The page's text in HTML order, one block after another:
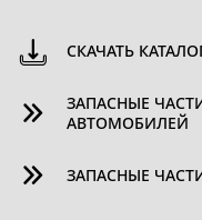
СКАЧАТЬ
ЗАПАСНЫЕ
АВТОМОБИЛЕЙ
ЗАПАСНЫЕ